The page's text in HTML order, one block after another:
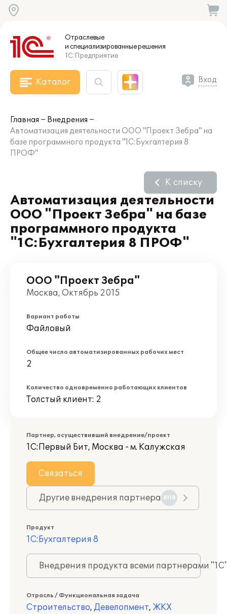
Отраслевые
и специализированныерешения
1С:Предприятие
Каталог Вход
Главная
Внедрения
Автоматизация деятельности ООО "Проект Зебра" на
базе программного продукта "1С:Бухгалтерия 8
ПРОФ"
Автоматизация деятельности
ООО "Проект Зебра" на базе
программного продукта
"1С:Бухгалтерия 8 ПРОФ"
К списку
ООО "Проект Зебра"
Москва, Октябрь 2015
Вариант работы
Файловый
Общее число автоматизированных рабочих мест
2
Количество одновременно работающих клиентов
Толстый клиент: 2
Партнер, осуществивший внедрение/проект
1С:Первый Бит, Москва - м. Калужская
Связаться
Другие внедрения партнера 8118
Продукт
1С:Бухгалтерия 8
Внедрения продукта всеми партнерами
Отрасль / Функциональная задача
Строительство, Девелопмент, ЖКХ